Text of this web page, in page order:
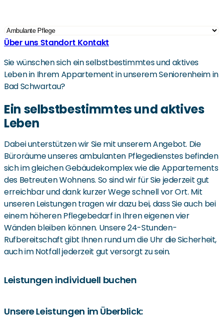
Über uns Standort Kontakt
Sie wünschen sich ein selbstbestimmtes und aktives
Leben in Ihrem Appartement in unserem Seniorenheim in
Bad Schwartau?
Ein selbstbestimmtes und aktives
Leben
Dabei unterstützen wir Sie mit unserem Angebot. Die
Büroräume unseres ambulanten Pflegedienstes befinden
sich im gleichen Gebäudekomplex wie die Appartements
des Betreuten Wohnens. So sind wir für Sie jederzeit gut
erreichbar und dank kurzer Wege schnell vor Ort. Mit
unseren Leistungen tragen wir dazu bei, dass Sie auch bei
einem höheren Pflegebedarf in Ihren eigenen vier
Wänden bleiben können. Unsere 24-Stunden-
Rufbereitschaft gibt Ihnen rund um die Uhr die Sicherheit,
auch im Notfall jederzeit gut versorgt zu sein.
Leistungen individuell buchen
Wann immer Sie Hilfe benötigen sind wir gern für Sie da.
Unsere Leistungen im Überblick: